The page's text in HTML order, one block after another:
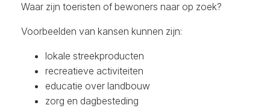
Waar zijn toeristen of bewoners naar op zoek?
Voorbeelden van kansen kunnen zijn:
lokale streekproducten
recreatieve activiteiten
educatie over landbouw
zorg en dagbesteding